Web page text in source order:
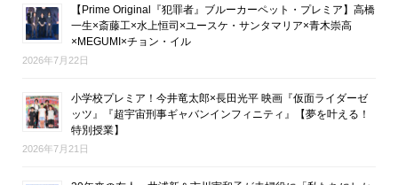
【Prime Original『犯罪者』ブルーカーペット・プレミア】高橋
一生×斎藤工×水上恒司×ユースケ・サンタマリア×青木崇高
×MEGUMI×チョン・イル
2026年7月22日
小学校プレミア！今井竜太郎×長田光平 映画『仮面ライダーゼ
ッツ』『超宇宙刑事ギャバンインフィニティ』【夢を叶える！
特別授業】
2026年7月21日